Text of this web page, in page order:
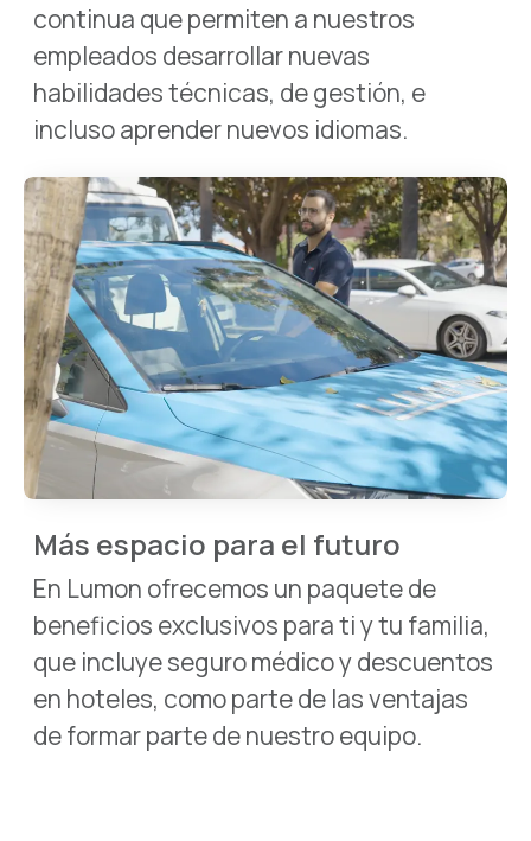
continua que permiten a nuestros
empleados desarrollar nuevas
habilidades técnicas, de gestión, e
incluso aprender nuevos idiomas.
Más espacio para el futuro
En Lumon ofrecemos un paquete de
beneficios exclusivos para ti y tu familia,
que incluye seguro médico y descuentos
en hoteles, como parte de las ventajas
de formar parte de nuestro equipo.